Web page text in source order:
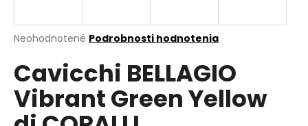
Priemerné
produktu
je
0,0
z
5
Neohodnotené Podrobnosti hodnotenia
Cavicchi BELLAGIO
Vibrant Green Yellow
j
ť
?